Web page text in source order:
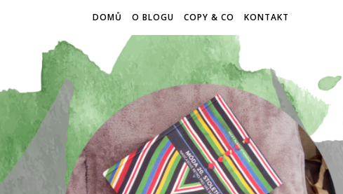
DOMŮ O BLOGU COPY & CO KONTAKT